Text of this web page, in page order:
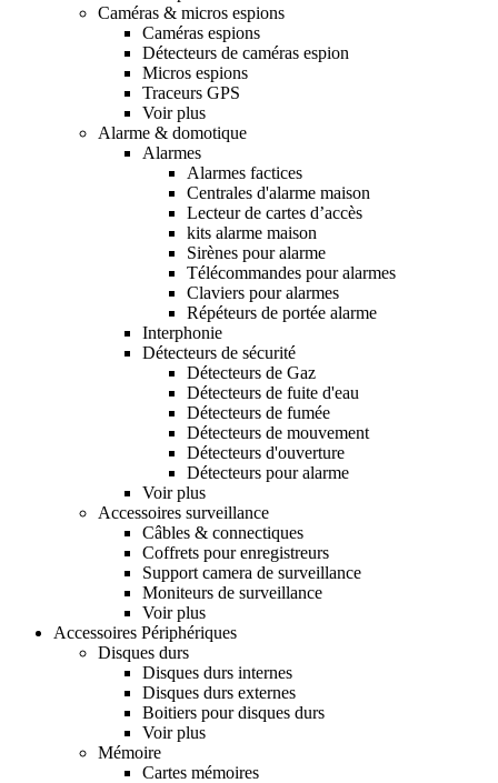
Caméras & micros espions
Caméras espions
Détecteurs de caméras espion
Micros espions
Traceurs GPS
Voir plus
Alarme & domotique
Alarmes
Alarmes factices
Centrales d'alarme maison
Lecteur de cartes d’accès
kits alarme maison
Sirènes pour alarme
Télécommandes pour alarmes
Claviers pour alarmes
Répéteurs de portée alarme
Interphonie
Détecteurs de sécurité
Détecteurs de Gaz
Détecteurs de fuite d'eau
Détecteurs de fumée
Détecteurs de mouvement
Détecteurs d'ouverture
Détecteurs pour alarme
Voir plus
Accessoires surveillance
Câbles & connectiques
Coffrets pour enregistreurs
Support camera de surveillance
Moniteurs de surveillance
Voir plus
Accessoires Périphériques
Disques durs
Disques durs internes
Disques durs externes
Boitiers pour disques durs
Voir plus
Mémoire
Cartes mémoires